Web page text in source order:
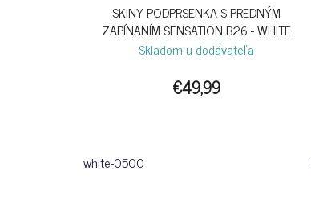
SKINY PODPRSENKA S PREDNÝM
ZAPÍNANÍM SENSATION B26 - WHITE
Skladom u dodávateľa
€49,99
white-0500